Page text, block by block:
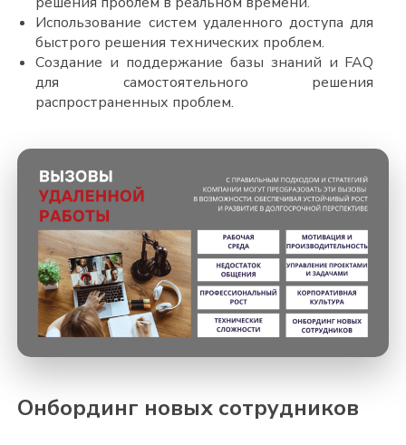
Использование систем удаленного доступа для
быстрого решения технических проблем.
Создание и поддержание базы знаний и FAQ
для самостоятельного решения
распространенных проблем.
Онбординг новых сотрудников